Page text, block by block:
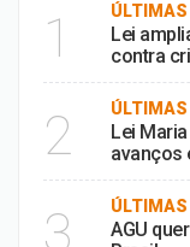
1
Lei
contra
2
Lei
avanços
3
AGU